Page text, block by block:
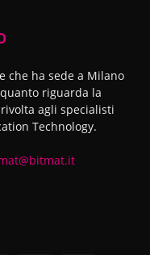
che ha sede a Milano
riguarda la
agli specialisti
Technology.